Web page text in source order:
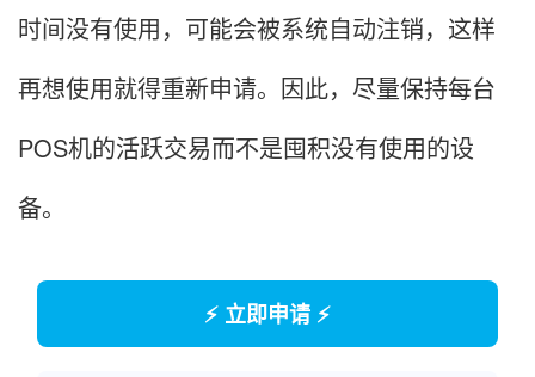
时间没有使用，可能会被系统自动注销，这样
再想使用就得重新申请。因此，尽量保持每台
POS机的活跃交易而不是囤积没有使用的设
备。
⚡ 立即申请 ⚡